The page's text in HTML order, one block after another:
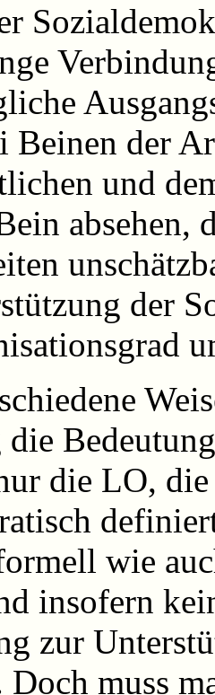
Beinen der
und
absehen,
der
die LO,
wie
insofern
zur
muss